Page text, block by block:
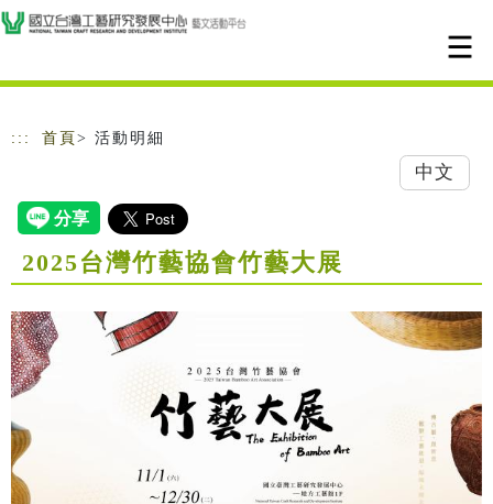
跳到主要內容
網站導覽
::: 首頁 > 活動明細
中文
2025台灣竹藝協會竹藝大展